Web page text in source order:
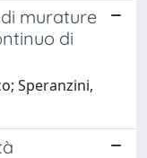
murature
di
Speranzini,